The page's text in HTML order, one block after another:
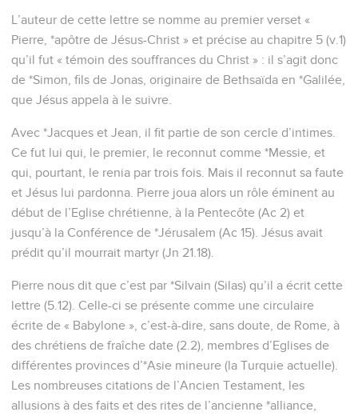
L’auteur de cette lettre se nomme au premier verset «
Pierre, *apôtre de Jésus-Christ » et précise au chapitre 5 (v.1)
qu’il fut « témoin des souffrances du Christ » : il s’agit donc
de *Simon, fils de Jonas, originaire de Bethsaïda en *Galilée,
que Jésus appela à le suivre.
Avec *Jacques et Jean, il fit partie de son cercle d’intimes.
Ce fut lui qui, le premier, le reconnut comme *Messie, et
qui, pourtant, le renia par trois fois. Mais il reconnut sa faute
et Jésus lui pardonna. Pierre joua alors un rôle éminent au
début de l’Eglise chrétienne, à la Pentecôte (Ac 2) et
jusqu’à la Conférence de *Jérusalem (Ac 15). Jésus avait
prédit qu’il mourrait martyr (Jn 21.18).
Pierre nous dit que c’est par *Silvain (Silas) qu’il a écrit cette
lettre (5.12). Celle-ci se présente comme une circulaire
écrite de « Babylone », c’est-à-dire, sans doute, de Rome, à
des chrétiens de fraîche date (2.2), membres d’Eglises de
différentes provinces d’*Asie mineure (la Turquie actuelle).
Les nombreuses citations de l’Ancien Testament, les
allusions à des faits et des rites de l’ancienne *alliance,